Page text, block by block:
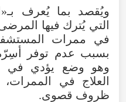
ويُقصد بما يُعرف
التي يُترك فيها
في ممرات
بسبب عدم توفر أسِرّة
وهو وضع يؤدي في
العلاج في
ظروف قصوى.